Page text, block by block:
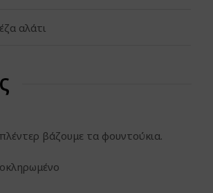
αλάτι
βάζουμε τα φουντούκια.